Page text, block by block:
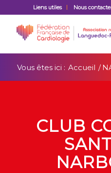
Liens utiles Nous
Vous êtes ici : Accueil /
CLUB